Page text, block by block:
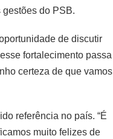
do PSB.
de discutir
fortalecimento passa
certeza de que vamos
referência no país. “É
muito felizes de